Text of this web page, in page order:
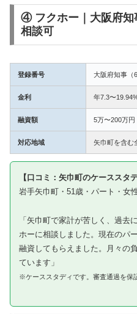
④ フクホー｜大阪府知
相談可
登録番号 大阪府知事（
金利 年7.3〜
融資額 5万〜200万円
対応地域 矢巾町を含む
【口コミ：矢巾町のケーススタデ
岩手矢巾町・51歳・パート・女
「矢巾町で家計が苦しく、過去
ホーに相談しました。現在のパ
融資してもらえました。月々の
ています」
※ケーススタディです。審査通過を保